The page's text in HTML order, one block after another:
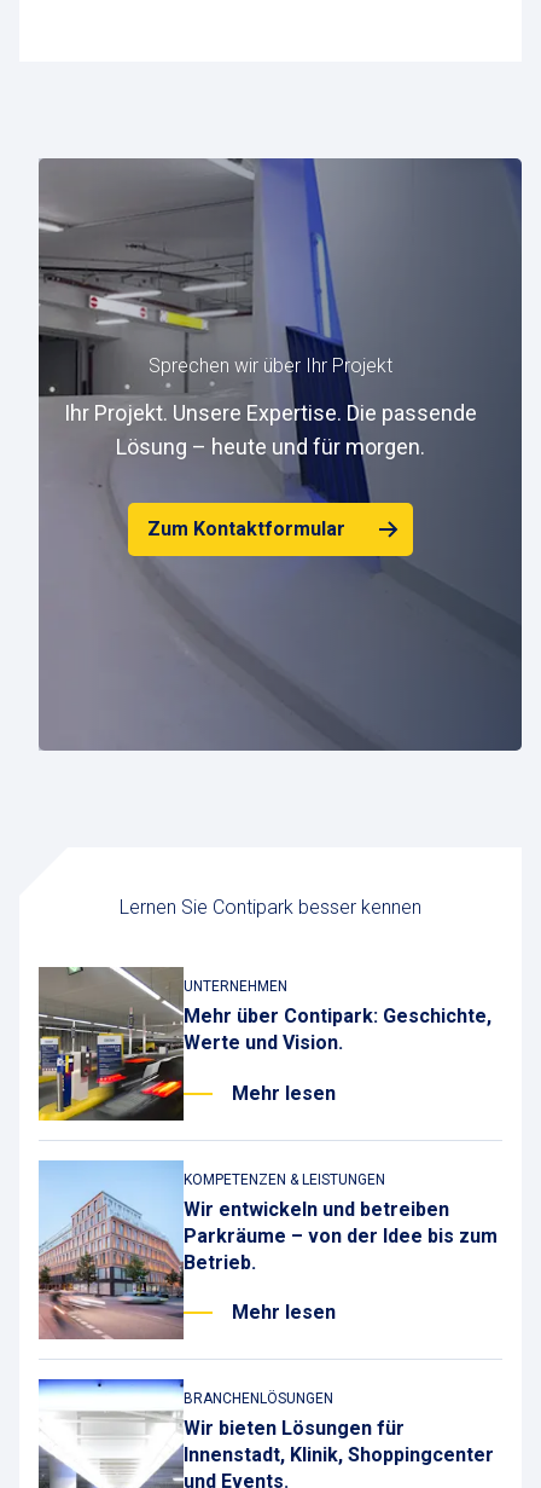
Sprechen wir über Ihr Projekt
Ihr Projekt. Unsere Expertise. Die passende
Lösung – heute und für morgen.
Zum Kontaktformular
Lernen Sie Contipark besser kennen
Mehr über Contipark: Geschichte,
Werte und Vision.
UNTERNEHMEN
Mehr lesen
Wir entwickeln und betreiben
Parkräume – von der Idee bis zum
Betrieb.
KOMPETENZEN & LEISTUNGEN
Mehr lesen
Wir bieten Lösungen für
Innenstadt, Klinik, Shoppingcenter
und Events.
BRANCHENLÖSUNGEN